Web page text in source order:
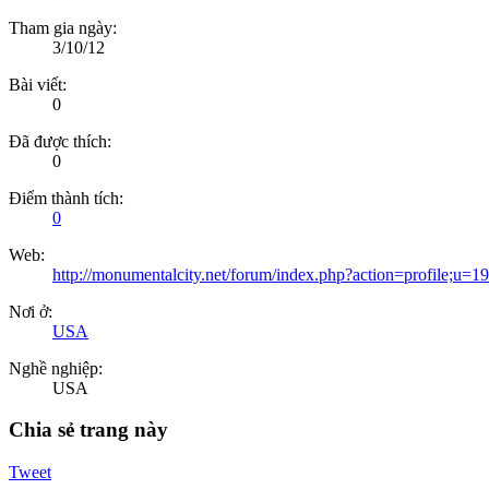
Tham gia ngày:
3/10/12
Bài viết:
0
Đã được thích:
0
Điểm thành tích:
0
Web:
http://monumentalcity.net/forum/
Nơi ở:
USA
Nghề nghiệp:
USA
Chia sẻ trang này
Tweet